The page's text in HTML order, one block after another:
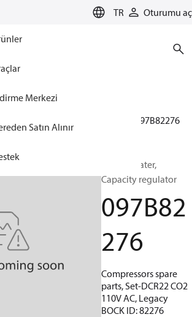
TR Oturumu aç
Merkezi
Satın Alınır
Çözümleri - ısıtma
097B82276
BOCK, Heater,
Capacity regulator
097B82
276
Compressors spare
parts, Set-DCR22 CO2
110V AC, Legacy
BOCK ID: 82276